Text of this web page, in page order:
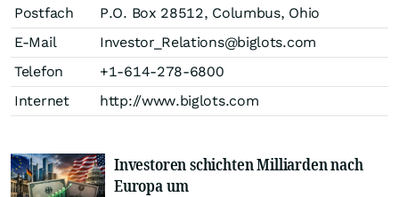
Postfach
P.O. Box 28512, Columbus, Ohio
E-Mail
Investor_Relations@biglots.com
Telefon
+1-614-278-6800
Internet
http://www.biglots.com
Investoren schichten Milliarden nach
Europa um